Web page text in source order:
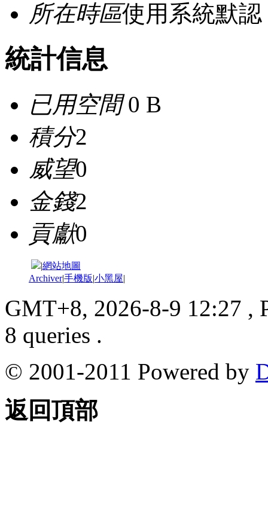
所在時區使用系統默認
統計信息
已用空間0 B
積分2
威望0
金錢2
貢獻0
|網站地圖
Archiver|手機版|小黑屋|
GMT+8, 2026-8-9 12:27 ,
8 queries .
© 2001-2011 Powered by
返回頂部